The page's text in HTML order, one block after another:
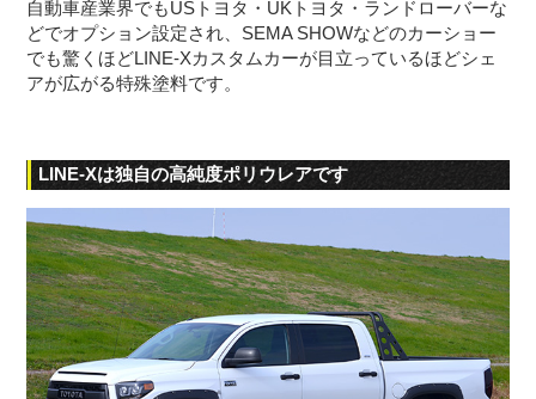
自動車産業界でもUSトヨタ・UKトヨタ・ランドローバーな
どでオプション設定され、SEMA SHOWなどのカーショー
でも驚くほどLINE-Xカスタムカーが目立っているほどシェ
アが広がる特殊塗料です。
LINE-Xは独自の高純度ポリウレアです